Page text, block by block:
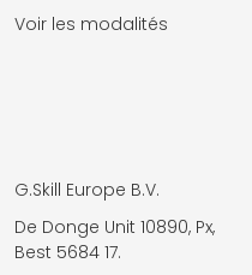
Voir les modalités
G.Skill Europe B.V.
De Donge Unit 10890, Px,
Best 5684 17.